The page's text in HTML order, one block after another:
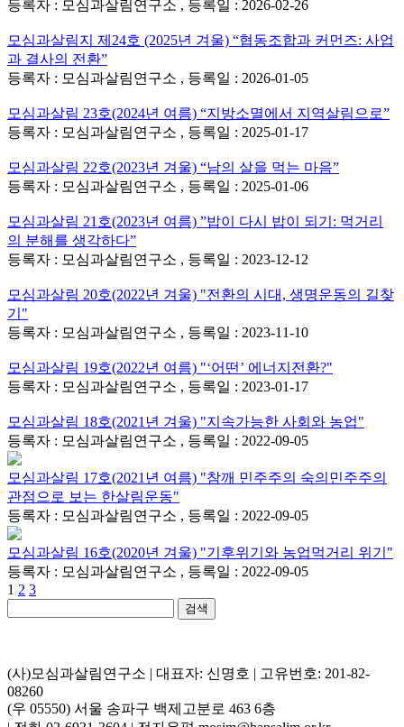
등록자 : 모심과살림연구소 , 등록일 : 2026-02-26
모심과살림지 제24호 (2025년 겨울) “협동조합과 커먼즈: 사업
과 결사의 전환”
등록자 : 모심과살림연구소 , 등록일 : 2026-01-05
모심과살림 23호(2024년 여름) “지방소멸에서 지역살림으로”
등록자 : 모심과살림연구소 , 등록일 : 2025-01-17
모심과살림 22호(2023년 겨울) “남의 살을 먹는 마음”
등록자 : 모심과살림연구소 , 등록일 : 2025-01-06
모심과살림 21호(2023년 여름) ”밥이 다시 밥이 되기: 먹거리
의 분해를 생각하다”
등록자 : 모심과살림연구소 , 등록일 : 2023-12-12
모심과살림 20호(2022년 겨울) "전환의 시대, 생명운동의 길찾
기"
등록자 : 모심과살림연구소 , 등록일 : 2023-11-10
모심과살림 19호(2022년 여름) "‘어떤’ 에너지전환?"
등록자 : 모심과살림연구소 , 등록일 : 2023-01-17
모심과살림 18호(2021년 겨울) "지속가능한 사회와 농업"
등록자 : 모심과살림연구소 , 등록일 : 2022-09-05
모심과살림 17호(2021년 여름) "참깨 민주주의 숙의민주주의
관점으로 보는 한살림운동"
등록자 : 모심과살림연구소 , 등록일 : 2022-09-05
모심과살림 16호(2020년 겨울) "기후위기와 농업먹거리 위기"
등록자 : 모심과살림연구소 , 등록일 : 2022-09-05
1 2 3
검색
(사)모심과살림연구소 | 대표자: 신명호 | 고유번호: 201-82-
08260
(우 05550) 서울 송파구 백제고분로 463 6층